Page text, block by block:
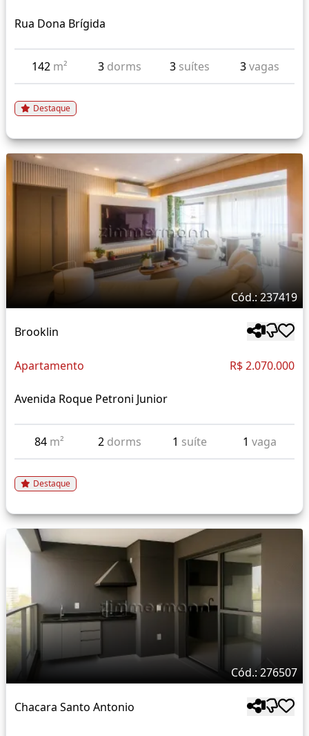
Rua Dona Brígida
142 m² 3 dorms 3 suítes 3vagas
Destaque
Cód.: 237419
Brooklin
Apartamento R$ 2.070.000
Avenida Roque Petroni Junior
84 m² 2 dorms 1 suíte 1 vaga
Destaque
Cód.: 276507
Chacara Santo Antonio